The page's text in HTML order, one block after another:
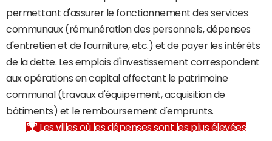
permettant d'assurer le fonctionnement des services
communaux (rémunération des personnels, dépenses
d'entretien et de fourniture, etc.) et de payer les intérêts
de la dette. Les emplois d'investissement correspondent
aux opérations en capital affectant le patrimoine
communal (travaux d'équipement, acquisition de
bâtiments) et le remboursement d'emprunts.
Les villes où les dépenses sont les plus élevées